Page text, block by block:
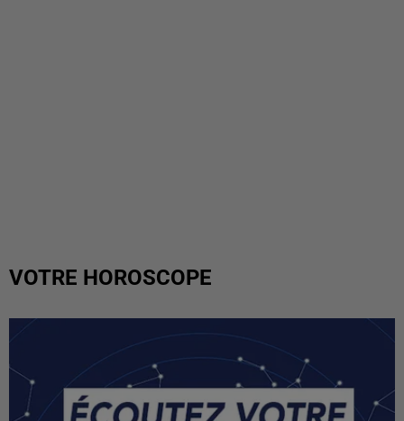
VOTRE HOROSCOPE